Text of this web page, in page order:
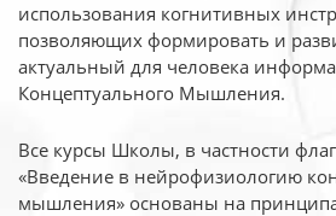
использования когнитивных
позволяющих формировать и
актуальный для человека
Концептуального Мышления.
Все курсы Школы, в частности
«Введение в нейрофизиологию
мышления» основаны на